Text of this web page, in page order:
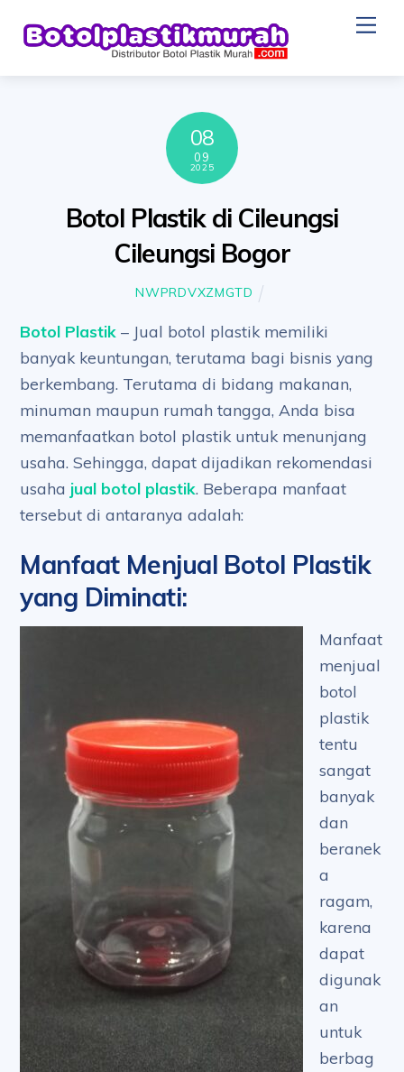
08
09
2025
Botol Plastik di Cileungsi
Cileungsi Bogor
NWPRDVXZMGTD
Botol Plastik – Jual botol plastik memiliki
banyak keuntungan, terutama bagi bisnis yang
berkembang. Terutama di bidang makanan,
minuman maupun rumah tangga, Anda bisa
memanfaatkan botol plastik untuk menunjang
usaha. Sehingga, dapat dijadikan rekomendasi
usaha jual botol plastik. Beberapa manfaat
tersebut di antaranya adalah:
Manfaat Menjual Botol Plastik
yang Diminati:
Manfaat
menjual
botol
plastik
tentu
sangat
banyak
dan
beranek
a
ragam,
karena
dapat
digunak
an
untuk
berbag